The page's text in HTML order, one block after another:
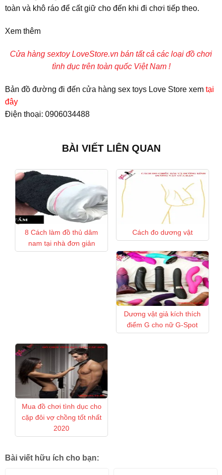
toàn và khô ráo để cất giữ cho đến khi đi chơi tiếp theo.
Xem thêm
Cửa hàng sextoyLoveStore.vn bán tất cả các loại đồ chơi
tình dục trên toàn quốc Việt Nam !
Bản đồ đường đi đến cửa hàng sex toys Love Store xem tại
đây
Điện thoại: 0906034488
BÀI VIẾT LIÊN QUAN
8 Cách làm đồ thủ dâm
nam tại nhà đơn giản
Cách đo dương vật
Dương vật giả kích thích
điểm G cho nữ G-Spot
Mua đồ chơi tình dục cho
cặp đôi vợ chồng tốt nhất
2020
Bài viết hữu ích cho bạn: